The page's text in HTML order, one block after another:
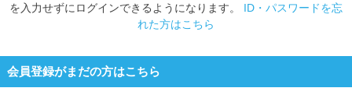
を入力せずにログインできるようになります。 ID・パスワードを忘
れた方はこちら
会員登録がまだの方はこちら